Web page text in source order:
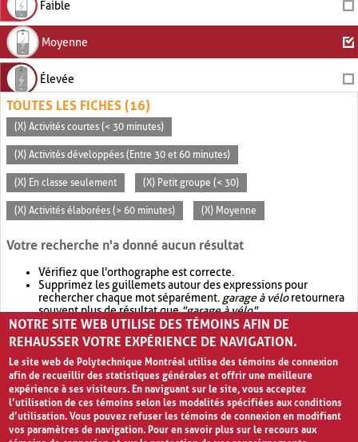
Faible
Moyenne
Élevée
TOUTES LES FICHES (16)
(X) Activités courtes (< 30 minutes)
(X) Activités développées (Entre 30 et 60 minutes)
(X) En classe seulement (X) Petit groupe (< 30)
(X) Activités élaborées (> 60 minutes) (X) Moyenne
Votre recherche n'a donné aucun résultat
Vérifiez que l'orthographe est correcte.
Supprimez les guillemets autour des expressions pour
rechercher chaque mot séparément. garage à véloretournera
souvent plus de résultat que"garage à vélo".
Envisagez d'élargir votre recherche avec OR.garage OR vélo
retournera souvent plus de résultat quegarage à vélo
NOTRE SITE WEB UTILISE DES TÉMOINS AFIN DE
REHAUSSER VOTRE EXPÉRIENCE DE NAVIGATION.
Le site web de Polytechnique Montréal utilise des témoins de connexion
afin de recueillir des statistiques générales et offrir une meilleure
expérience à ses visiteurs. En naviguant sur le site, vous acceptez
l’utilisation de ces témoins selon les modalités spécifiées aux conditions
d’utilisation. Vous pouvez refuser les témoins de connexion en modifiant
vos paramètres de navigation. Pour en savoir plus sur le recours aux